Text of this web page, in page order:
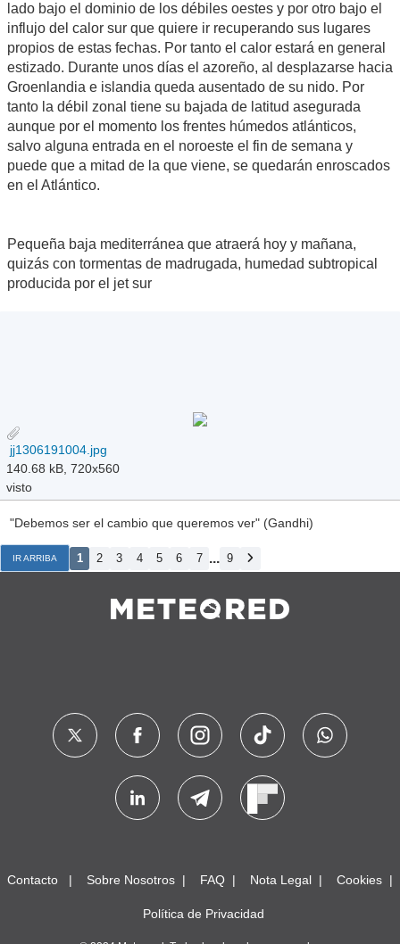
lado bajo el dominio de los débiles oestes y por otro bajo el
influjo del calor sur que quiere ir recuperando sus lugares
propios de estas fechas. Por tanto el calor estará en general
estizado. Durante unos días el azoreño, al desplazarse hacia
Groenlandia e islandia queda ausentado de su nido. Por
tanto la débil zonal tiene su bajada de latitud asegurada
aunque por el momento los frentes húmedos atlánticos,
salvo alguna entrada en el noroeste el fin de semana y
puede que a mitad de la que viene, se quedarán enroscados
en el Atlántico.
Pequeña baja mediterránea que atraerá hoy y mañana,
quizás con tormentas de madrugada, humedad subtropical
producida por el jet sur
jj1306191004.jpg
140.68 kB, 720x560
visto
"Debemos ser el cambio que queremos ver" (Gandhi)
IR ARRIBA 1 2 3 4 5 6 7 ... 9
Contacto Sobre Nosotros FAQ Nota Legal Cookies
Política de Privacidad